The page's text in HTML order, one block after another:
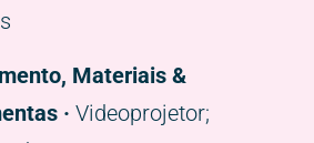
Materiais &
· Videoprojetor;